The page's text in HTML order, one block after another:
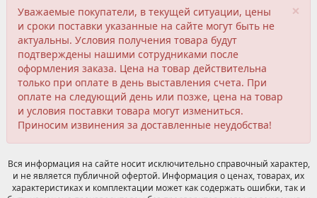
×
Уважаемые покупатели, в текущей ситуации, цены
и сроки поставки указанные на сайте могут быть не
актуальны. Условия получения товара будут
подтверждены нашими сотрудниками после
оформления заказа. Цена на товар действительна
только при оплате в день выставления счета. При
оплате на следующий день или позже, цена на товар
и условия поставки товара могут измениться.
Приносим извинения за доставленные неудобства!
Вся информация на сайте носит исключительно справочный характер,
и не является публичной офертой. Информация о ценах, товарах, их
характеристиках и комплектации может как содержать ошибки, так и